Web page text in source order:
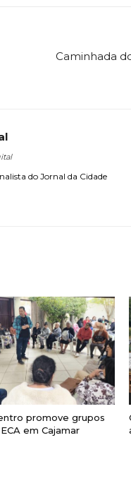
Caminhada
do Jornal da Cidade
promove grupos
em Cajamar